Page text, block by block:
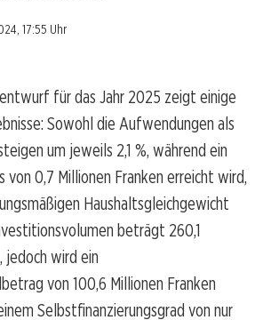
17:55 Uhr
für das Jahr 2025 zeigt einige
Sowohl die Aufwendungen als
um jeweils 2,1 %, während ein
von 0,7 Millionen Franken erreicht wird,
Haushaltsgleichgewicht
beträgt 260,1
jedoch wird ein
von 100,6 Millionen Franken
Selbstfinanzierungsgrad von nur